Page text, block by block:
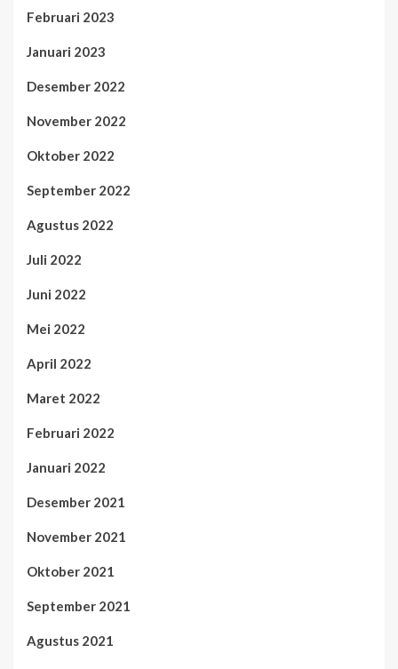
Februari 2023
Januari 2023
Desember 2022
November 2022
Oktober 2022
September 2022
Agustus 2022
Juli 2022
Juni 2022
Mei 2022
April 2022
Maret 2022
Februari 2022
Januari 2022
Desember 2021
November 2021
Oktober 2021
September 2021
Agustus 2021